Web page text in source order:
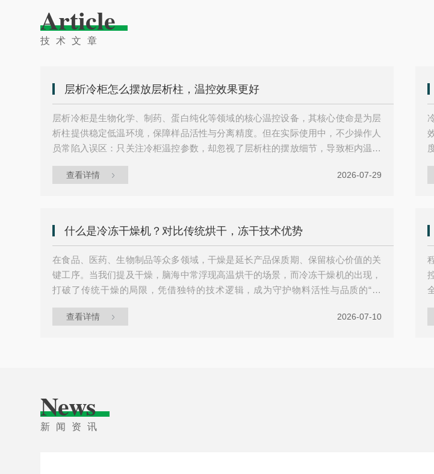
Article
技术文章
层析冷柜怎么摆放层析柱，温控效果更好
层析冷柜是生物化学、制药、蛋白纯化等领域的核心温控设备，其核心使命是为层
析柱提供稳定低温环境，保障样品活性与分离精度。但在实际使用中，不少操作人
员常陷入误区：只关注冷柜温控参数，却忽视了层析柱的摆放细节，导致柜内温度
柜温控效能的发挥，是平衡温度均匀性与样品稳定性的关键环节。层析冷柜的温控
查看详情 2026-07-29
什么是冷冻干燥机？对比传统烘干，冻干技术优势
在食品、医药、生物制品等众多领域，干燥是延长产品保质期、保留核心价值的关
键工序。当我们提及干燥，脑海中常浮现高温烘干的场景，而冷冻干燥机的出现，
打破了传统干燥的局限，凭借独特的技术逻辑，成为守护物料活性与品质的“利
比，洞察其不可替代的优势。一、冷冻干燥机：以低温升华重塑干燥逻辑冷冻干燥
查看详情 2026-07-10
News
新闻资讯